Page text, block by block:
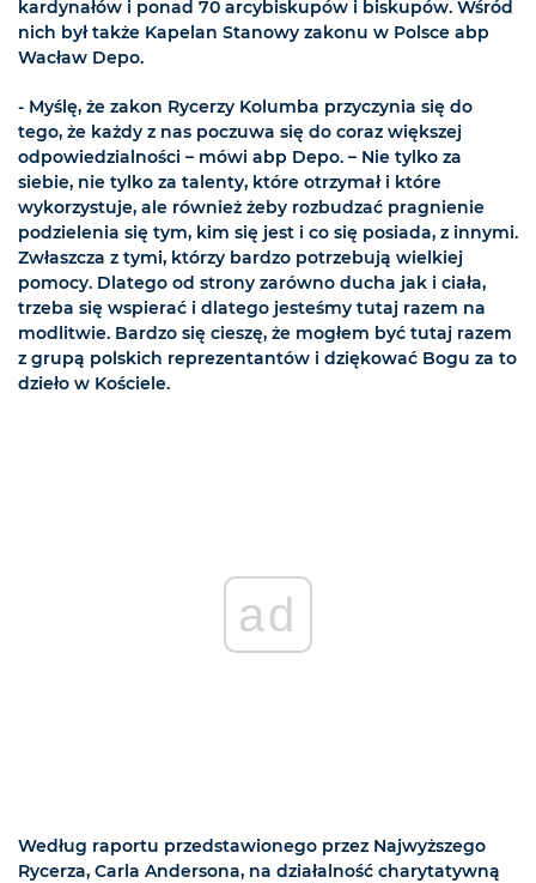
kardynałów i ponad 70 arcybiskupów i biskupów. Wśród
nich był także Kapelan Stanowy zakonu w Polsce abp
Wacław Depo.
- Myślę, że zakon Rycerzy Kolumba przyczynia się do
tego, że każdy z nas poczuwa się do coraz większej
odpowiedzialności – mówi abp Depo. – Nie tylko za
siebie, nie tylko za talenty, które otrzymał i które
wykorzystuje, ale również żeby rozbudzać pragnienie
podzielenia się tym, kim się jest i co się posiada, z innymi.
Zwłaszcza z tymi, którzy bardzo potrzebują wielkiej
pomocy. Dlatego od strony zarówno ducha jak i ciała,
trzeba się wspierać i dlatego jesteśmy tutaj razem na
modlitwie. Bardzo się cieszę, że mogłem być tutaj razem
z grupą polskich reprezentantów i dziękować Bogu za to
dzieło w Kościele.
ad
Według raportu przedstawionego przez Najwyższego
Rycerza, Carla Andersona, na działalność charytatywną